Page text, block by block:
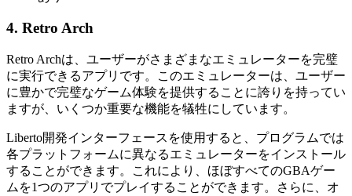
4. Retro Arch
Retro Archは、ユーザーがさまざまなエミュレーターを完璧
に実行できるアプリです。このエミュレーターは、ユーザー
に豊かで完璧なゲーム体験を提供することに誇りを持ってい
ますが、いくつか重要な機能を犠牲にしています。
Liberto開発インターフェースを使用すると、プログラムでは
各プラットフォームに異なるエミュレーターをインストール
することができます。これにより、ほぼすべてのGBAゲー
ムを1つのアプリでプレイすることができます。さらに、オ